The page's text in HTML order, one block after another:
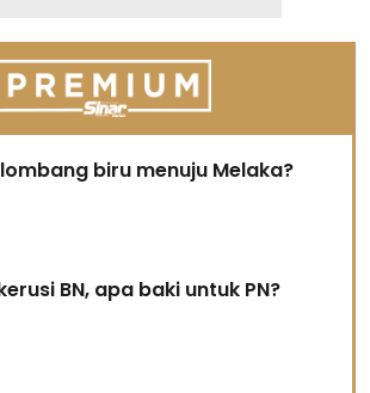
biru menuju Melaka?
BN, apa baki untuk PN?